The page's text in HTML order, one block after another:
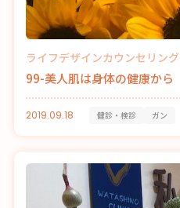
ライフデザインカウンセリング
99-美人肌は身体の健康から
2019.09.18 健診・検診 ガン